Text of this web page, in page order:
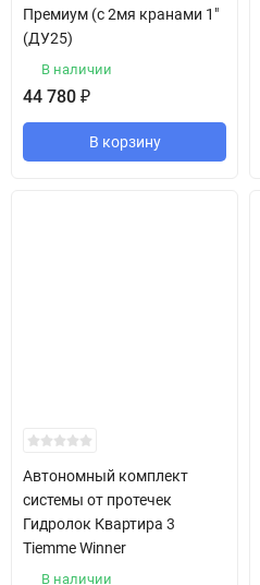
Премиум (с 2мя кранами 1"
(ДУ25)
В наличии
44 780 ₽
В корзину
Автономный комплект
системы от протечек
Гидролок Квартира 3
Tiemme Winner
В наличии